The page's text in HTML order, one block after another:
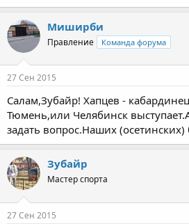
Миширби
Правление Команда форума
27 Сен 2015
Салам,Зубайр! Хапцев -
Тюмень,или Челябинск
задать вопрос.Наших
Зубайр
Мастер спорта
27 Сен 2015